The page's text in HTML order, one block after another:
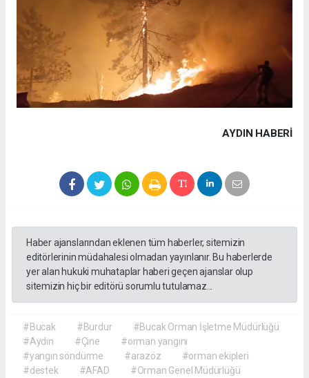
AYDIN HABERİ
Haber ajanslarından eklenen tüm haberler, sitemizin
editörlerinin müdahalesi olmadan yayınlanır. Bu haberlerde
yer alan hukuki muhataplar haberi geçen ajanslar olup
sitemizin hiç bir editörü sorumlu tutulamaz...
#Bucak #Burdur
#Bucak Orman İşletme Müdürlüğü
#Aydın
#Çine
#orman yangını
#yangın söndürme
#arazöz
#orman ekipleri
#destek
#AFAD #Orman Genel Müdürlüğü